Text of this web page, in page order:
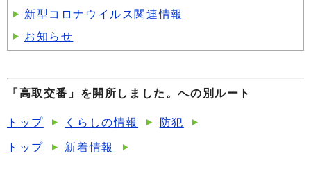
新型コロナウイルス関連情報
お知らせ
「高取交番」を開所しました。への別ルート
トップ
くらしの情報
防犯
トップ
新着情報